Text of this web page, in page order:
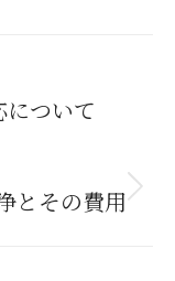
ついて
とその費用